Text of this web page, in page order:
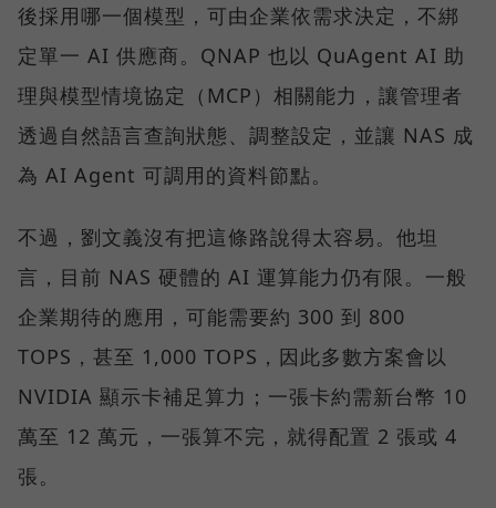
後採用哪一個模型，可由企業依需求決定，不綁
定單一 AI 供應商。QNAP 也以 QuAgent AI 助
理與模型情境協定（MCP）相關能力，讓管理者
透過自然語言查詢狀態、調整設定，並讓 NAS 成
為 AI Agent 可調用的資料節點。
不過，劉文義沒有把這條路說得太容易。他坦
言，目前 NAS 硬體的 AI 運算能力仍有限。一般
企業期待的應用，可能需要約 300 到 800
TOPS，甚至 1,000 TOPS，因此多數方案會以
NVIDIA 顯示卡補足算力；一張卡約需新台幣 10
萬至 12 萬元，一張算不完，就得配置 2 張或 4
張。